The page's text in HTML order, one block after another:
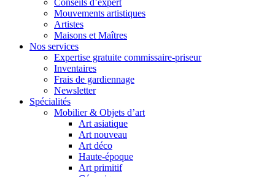
Conseils d’expert
Mouvements artistiques
Artistes
Maisons et Maîtres
Nos services
Expertise gratuite commissaire-priseur
Inventaires
Frais de gardiennage
Newsletter
Spécialités
Mobilier & Objets d’art
Art asiatique
Art nouveau
Art déco
Haute-époque
Art primitif